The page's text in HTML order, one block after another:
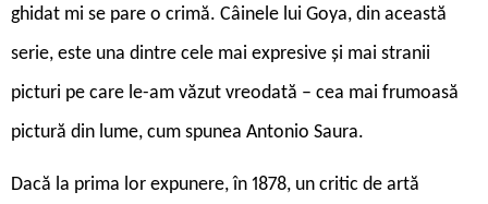
ghidat mi se pare o crimă. Câinele lui Goya, din această
serie, este una dintre cele mai expresive și mai stranii
picturi pe care le-am văzut vreodată – cea mai frumoasă
pictură din lume, cum spunea Antonio Saura.
Dacă la prima lor expunere, în 1878, un critic de artă